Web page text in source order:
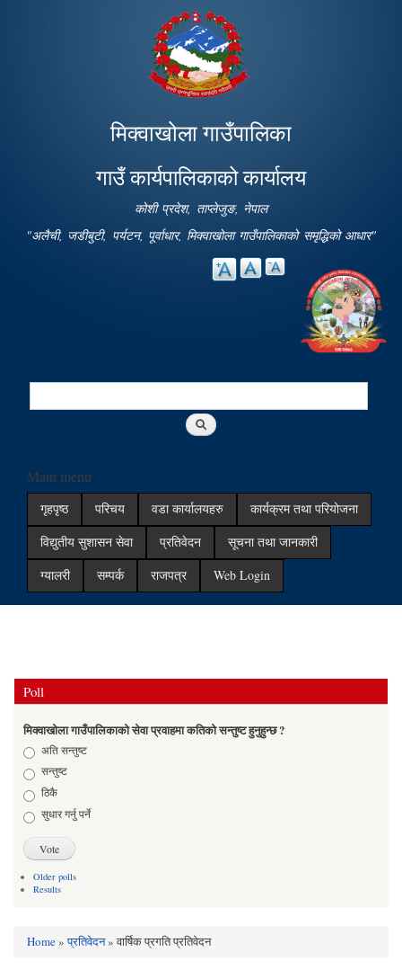
main
content
मिक्वाखोला गाउँपालिका
गाउँ कार्यपालिकाको कार्यालय
कोशी प्रदेश, ताप्लेजुङ, नेपाल
"अलैची, जडीबुटी, पर्यटन, पूर्वाधार, मिक्वाखोला गाउँपालिकाको समृद्धिको आधार"
Search
Main menu
गृहपृष्ठ परिचय वडा कार्यालयहरु
कार्यक्रम तथा परियोजना
विद्युतीय सुशासन सेवा
प्रतिवेदन
सूचना तथा जानकारी
ग्यालरी
सम्पर्क राजपत्र Web Login
Poll
मिक्वाखोला गाउँपालिकाको सेवा प्रवाहमा कतिको सन्तुष्ट हुनुहुन्छ ?
Choicesअति सन्तुष्ट
सन्तुष्ट
ठिकै
सुधार गर्नु पर्ने
Older polls
Results
You are here
Home»प्रतिवेदन» वार्षिक प्रगति प्रतिवेदन